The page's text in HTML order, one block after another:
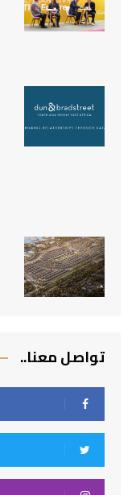
تواصل معنا..